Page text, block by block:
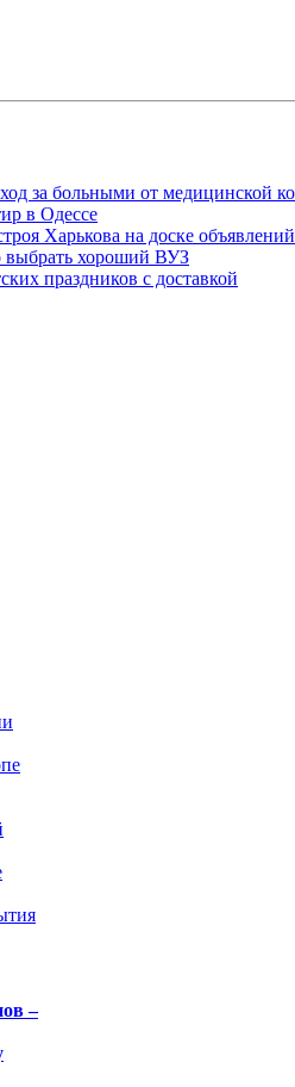
за больными от медицинской
в Одессе
Харькова на доске
выбрать хороший ВУЗ
праздников с доставкой
–